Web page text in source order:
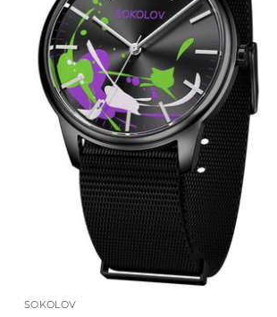
SOKOLOV